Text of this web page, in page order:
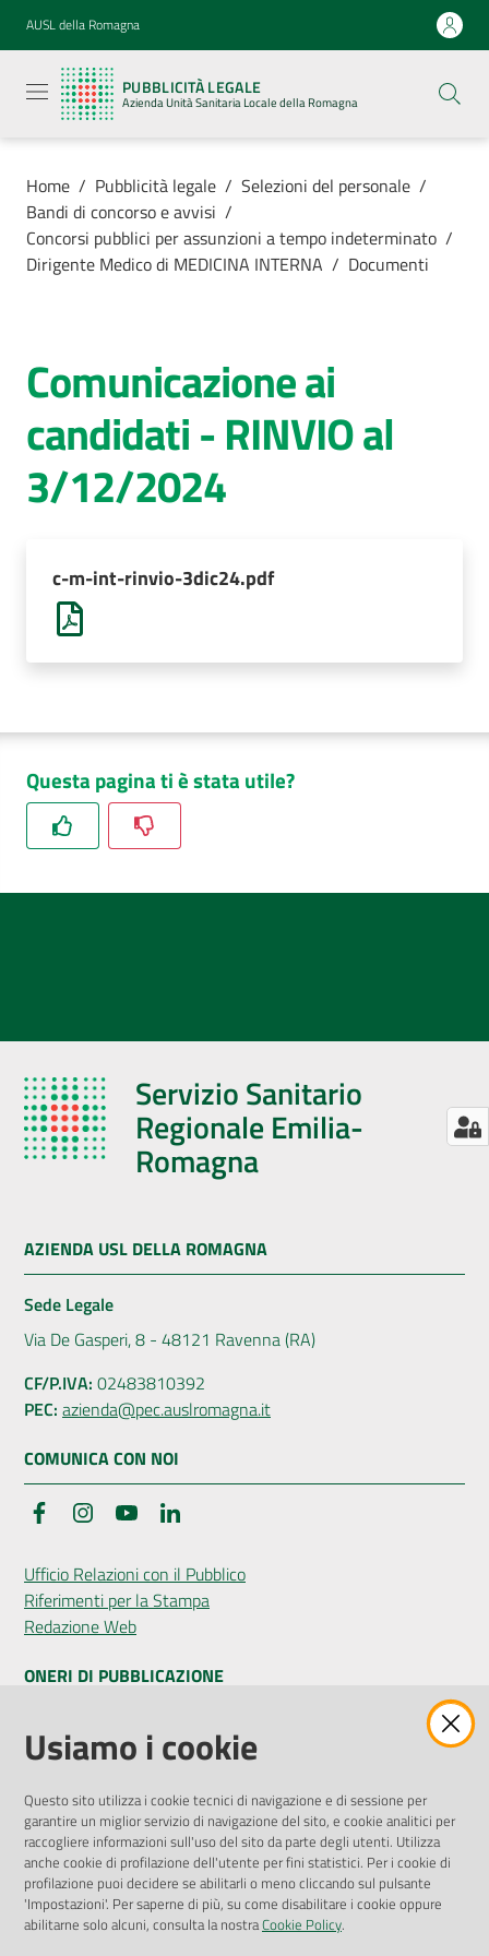
Vai al contenuto
Vai alla navigazione
Vai al footer
AUSL della Romagna
PUBBLICITÀ LEGALE
Azienda Unità Sanitaria Locale della Romagna
legale
Azienda
Unità
Locale della
Servizi
cura
Home / Pubblicità legale / Selezioni del personale /
Bandi di concorso e avvisi /
Concorsi pubblici per assunzioni a tempo indeterminato /
Dirigente Medico di MEDICINA INTERNA / Documenti
Comunicazione ai
candidati - RINVIO al
3/12/2024
c-m-int-rinvio-3dic24.pdf
Questa pagina ti è stata utile?
Servizio Sanitario
Regionale Emilia-
Romagna
AZIENDA USL DELLA ROMAGNA
Sede Legale
Via De Gasperi, 8 - 48121 Ravenna (RA)
CF/P.IVA: 02483810392
PEC: azienda@pec.auslromagna.it
COMUNICA CON NOI
FacebookInstagramYouTube
Ufficio Relazioni con il Pubblico
Riferimenti per la Stampa
Redazione Web
ONERI DI PUBBLICAZIONE
Amministrazione Trasparente
Pubblicità legale
Privacy Policy
Attuazione Misure PNRR
Liste di Attesa
ENTI, IMPRESE E PARTNER
Usiamo i cookie
Questo sito utilizza i cookie tecnici di navigazione e di sessione per
garantire un miglior servizio di navigazione del sito, e cookie analitici per
raccogliere informazioni sull'uso del sito da parte degli utenti. Utilizza
anche cookie di profilazione dell'utente per fini statistici. Per i cookie di
profilazione puoi decidere se abilitarli o meno cliccando sul pulsante
'Impostazioni'. Per saperne di più, su come disabilitare i cookie oppure
abilitarne solo alcuni, consulta la nostraCookie Policy.